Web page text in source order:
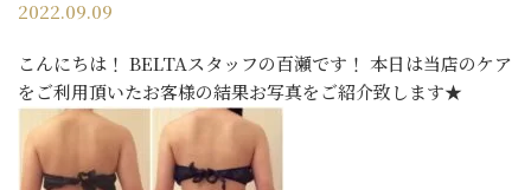
2022.09.09
こんにちは！ BELTAスタッフの百瀬です！ 本日は当店のケア
をご利用頂いたお客様の結果お写真をご紹介致します★